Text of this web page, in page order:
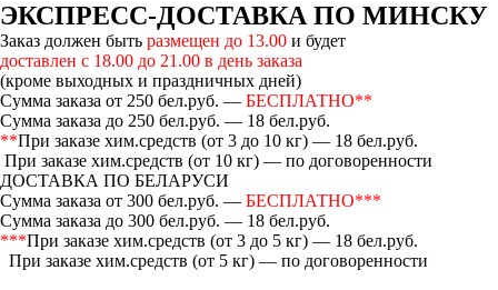
ЭКСПРЕСС-ДОСТАВКА ПО МИНСКУ
Заказ должен быть размещен до 13.00 и будет
доставлен с 18.00 до 21.00 в день заказа
(кроме выходных и праздничных дней)
Сумма заказа от 250 бел.руб. — БЕСПЛАТНО**
Сумма заказа до 250 бел.руб. — 18 бел.руб.
**При заказе хим.средств (от 3 до 10 кг) — 18 бел.руб.
При заказе хим.средств (от 10 кг) — по договоренности
ДОСТАВКА ПО БЕЛАРУСИ
Сумма заказа от 300 бел.руб. — БЕСПЛАТНО***
Сумма заказа до 300 бел.руб. — 18 бел.руб.
***При заказе хим.средств (от 3 до 5 кг) — 18 бел.руб.
При заказе хим.средств (от 5 кг) — по договоренности